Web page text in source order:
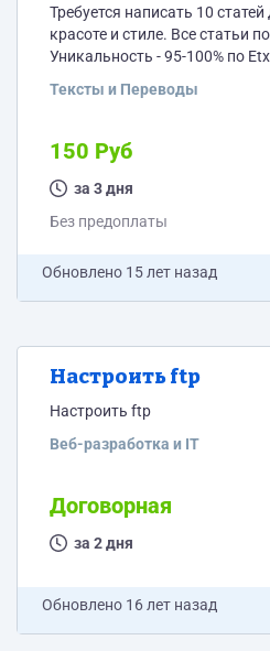
Требуется написать 10
красоте и стиле. Все статьи
Уникальность - 95-100% по
Тексты и Переводы
150 Руб
за 3 дня
Без предоплаты
Обновлено 15 лет назад
Настроить ftp
Настроить ftp
Веб-разработка и IT
Договорная
за 2 дня
Обновлено 16 лет назад